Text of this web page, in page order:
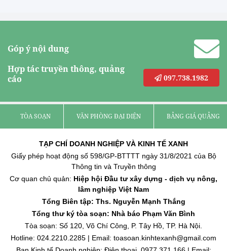
Góp ý nội dung
Hợp tác truyền thông, quảng
cáo
097.738.1982
TÒA SOẠN VĂN PHÒNG ĐẠI DIỆN BẢNG GIÁ QUẢNG
TẠP CHÍ DOANH NGHIỆP VÀ KINH TẾ XANH
Giấy phép hoạt động số 598/GP-BTTTT ngày 31/8/2021 của Bộ
Thông tin và Truyền thông
Cơ quan chủ quản: Hiệp hội Đầu tư xây dựng - dịch vụ nông,
lâm nghiệp Việt Nam
Tổng Biên tập: Ths. Nguyễn Mạnh Thắng
Tổng thư ký tòa soạn: Nhà báo Phạm Văn Bình
Tòa soạn: Số 120, Võ Chí Công, P. Tây Hồ, TP. Hà Nội.
Hotline: 024.2210.2285 | Email: toasoan.kinhtexanh@gmail.com